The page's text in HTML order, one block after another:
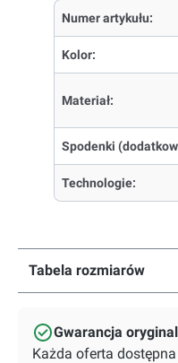
Numer artykułu:
Kolor:
Materiał:
Spodenki
Technologie:
Tabela rozmiarów
Gwarancja
Każda oferta